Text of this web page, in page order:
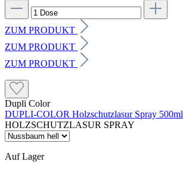
ZUM PRODUKT
ZUM PRODUKT
ZUM PRODUKT
Dupli Color
DUPLI-COLOR Holzschutzlasur Spray 500ml
HOLZSCHUTZLASUR SPRAY
Auf Lager